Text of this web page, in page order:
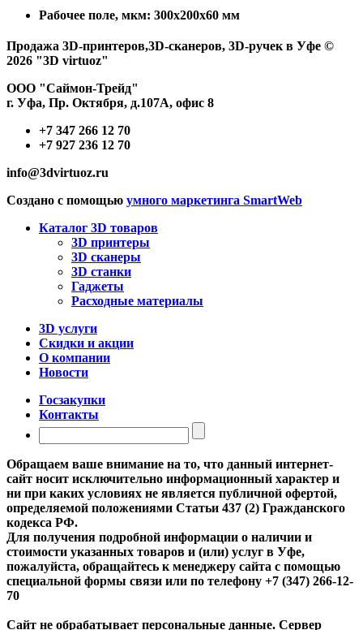
Рабочее поле, мкм: 300x200x60 мм
Продажа 3D-принтеров,3D-сканеров, 3D-ручек в Уфе ©
2026 "3D virtuoz"
ООО "Саймон-Трейд"
г. Уфа, Пр. Октября, д.107А, офис 8
+7 347 266 12 70
+7 927 236 12 70
info@3dvirtuoz.ru
Создано с помощью умного маркетинга SmartWeb
Каталог 3D товаров
3D принтеры
3D сканеры
3D станки
Гаджеты
Расходные материалы
3D услуги
Скидки и акции
О компании
Новости
Госзакупки
Контакты
Обращаем ваше внимание на то, что данный интернет-
сайт носит исключительно информационный характер и
ни при каких условиях не является публичной офертой,
определяемой положениями Статьи 437 (2) Гражданского
кодекса РФ.
Для получения подробной информации о наличии и
стоимости указанных товаров и (или) услуг в Уфе,
пожалуйста, обращайтесь к менеджеру сайта с помощью
специальной формы связи или по телефону +7 (347) 266-12-
70
Сайт не обрабатывает персональные данные. Сервер